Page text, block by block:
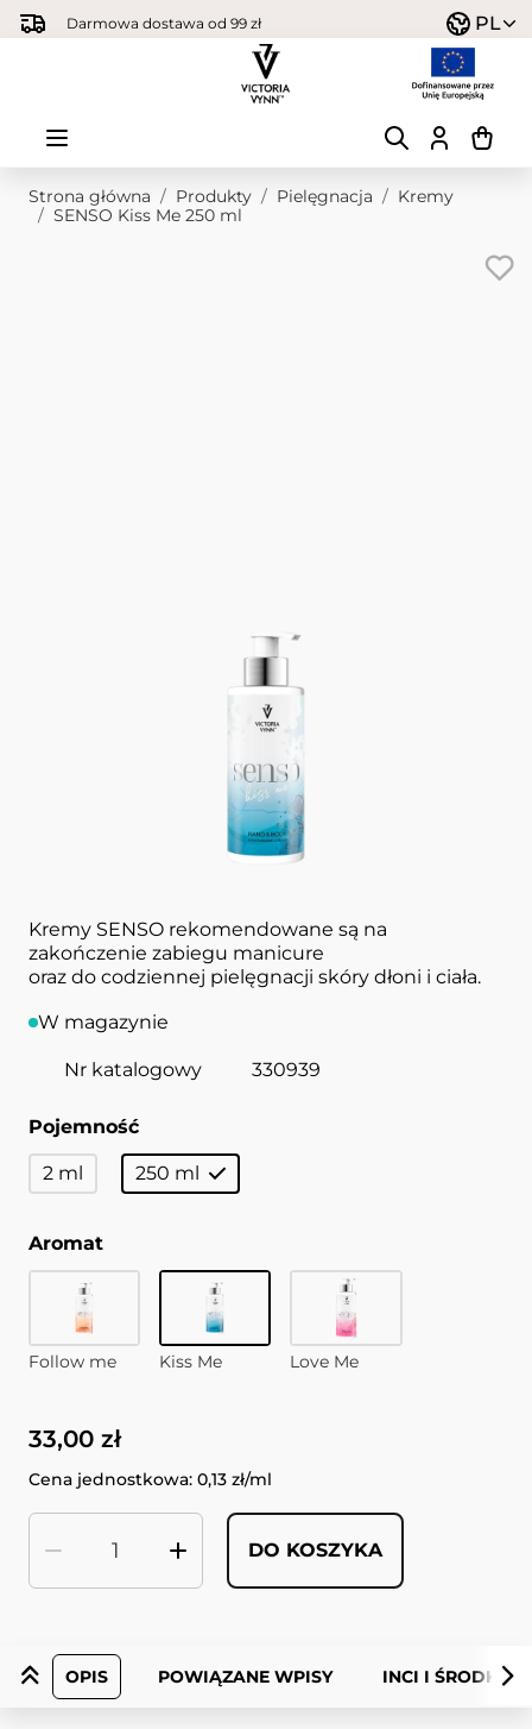
Przejdź do treści
Darmowa dostawa od 99 zł PL
Strona główna / Produkty / Pielęgnacja / Kremy
/ SENSO Kiss Me 250 ml
Kiss Me 250 ml
SENSO VICTORIA VYNN
Nawilżająco - odżywczy krem do pielęgnacji rąk
i ciała o perfumeryjnych,szyprowo –
Kremy SENSO rekomendowane są na
zakończenie zabiegu manicure
oraz do codziennej pielęgnacji skóry dłoni i ciała.
W magazynie
Nr katalogowy 330939
Pojemność
2 ml 250 ml
Aromat
Follow me Kiss Me Love Me
33,00 zł
Cena jednostkowa: 0,13 zł/ml
DO KOSZYKA
OPIS POWIĄZANE WPISY INCI I ŚRODKI